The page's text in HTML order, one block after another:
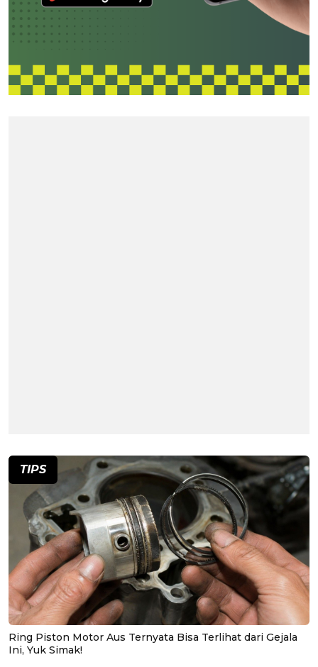
TIPS
Ring Piston Motor Aus Ternyata Bisa Terlihat dari Gejala
Ini, Yuk Simak!